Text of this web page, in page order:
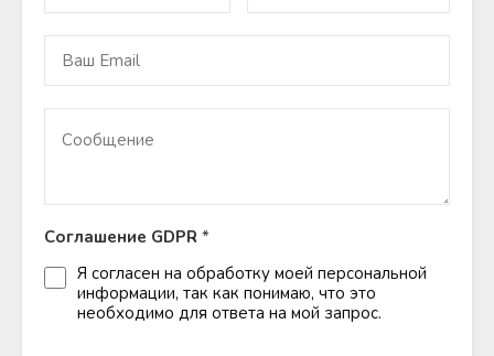
Соглашение GDPR *
Я согласен на обработку моей персональной
информации, так как понимаю, что это
необходимо для ответа на мой запрос.